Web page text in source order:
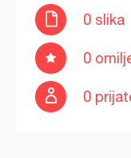
0 slika
0
0